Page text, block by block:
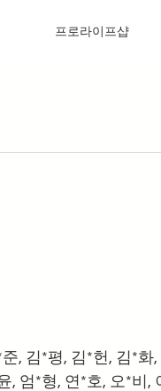
프로라이프샵
, 김*평, 김*헌, 김*화,
, 엄*형, 연*호, 오*비,